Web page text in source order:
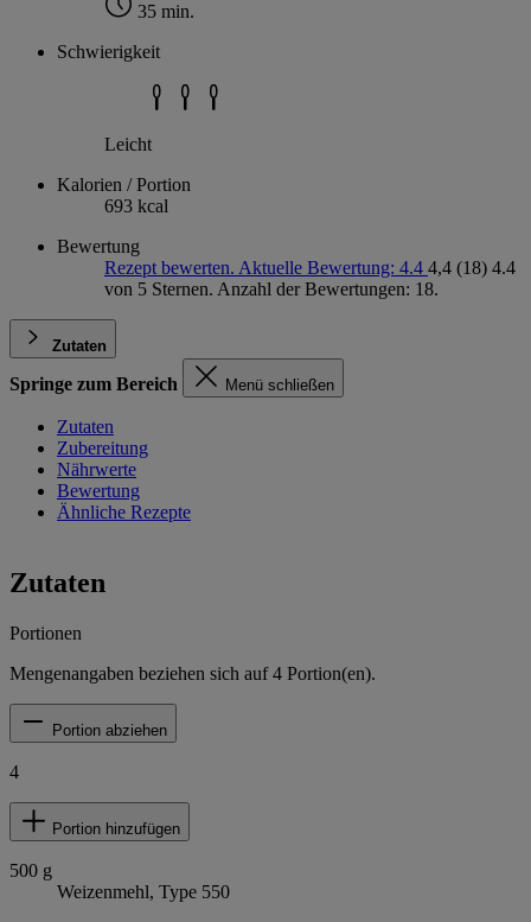
35 min.
Schwierigkeit
Leicht
Kalorien / Portion
693 kcal
Bewertung
Rezept bewerten. Aktuelle Bewertung: 4.4 4,4 (18) 4.4
von 5 Sternen. Anzahl der Bewertungen: 18.
Zutaten
Springe zum Bereich Menü schließen
Zutaten
Zubereitung
Nährwerte
Bewertung
Ähnliche Rezepte
Zutaten
Portionen
Mengenangaben beziehen sich auf4 Portion(en).
Portion abziehen
4
Portion hinzufügen
500 g
Weizenmehl, Type 550